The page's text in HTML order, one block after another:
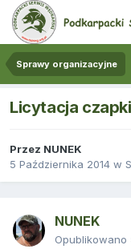
Sprawy organizacyjne
Licytacja czapki
Przez NUNEK
5 Października 2014 w
NUNEK
Opublikowano